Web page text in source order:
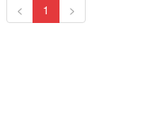
< 1 >